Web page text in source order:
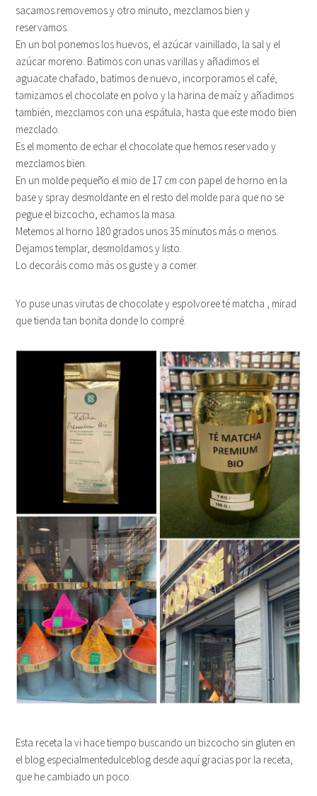
sacamos removemos y otro minuto, mezclamos bien y
reservamos.
En un bol ponemos los huevos, el azúcar vainillado, la sal y el
azúcar moreno. Batimos con unas varillas y añadimos el
aguacate chafado, batimos de nuevo, incorporamos el café,
tamizamos el chocolate en polvo y la harina de maíz y añadimos
también, mezclamos con una espátula, hasta que este modo bien
mezclado.
Es el momento de echar el chocolate que hemos reservado y
mezclamos bien.
En un molde pequeño el mio de 17 cm con papel de horno en la
base y spray desmoldante en el resto del molde para que no se
pegue el bizcocho, echamos la masa.
Metemos al horno 180 grados unos 35 minutos más o menos.
Dejamos templar, desmoldamos y listo.
Lo decoráis como más os guste y a comer.
Yo puse unas virutas de chocolate y espolvoree té matcha , mirad
que tienda tan bonita donde lo compré.
Esta receta la vi hace tiempo buscando un bizcocho sin gluten en
el blog especialmentedulceblog desde aquí gracias por la receta,
que he cambiado un poco.